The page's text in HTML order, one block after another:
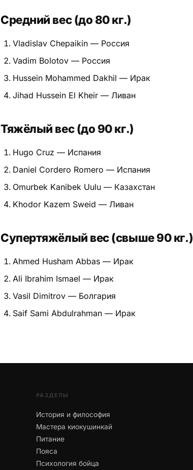
Средний вес (до 80 кг.)
Vladislav Chepaikin — Россия
Vadim Bolotov — Россия
Hussein Mohammed Dakhil — Ирак
Jihad Hussein El Kheir — Ливан
Тяжёлый вес (до 90 кг.)
Hugo Cruz — Испания
Daniel Cordero Romero — Испания
Omurbek Kanibek Uulu — Казахстан
Khodor Kazem Sweid — Ливан
Супертяжёлый вес (свыше 90 кг.)
Ahmed Husham Abbas — Ирак
Ali Ibrahim Ismael — Ирак
Vasil Dimitrov — Болгария
Saif Sami Abdulrahman — Ирак
РАЗДЕЛЫ
История и философия
Мастера киокушинкай
Питание
Пояса
Психология бойца